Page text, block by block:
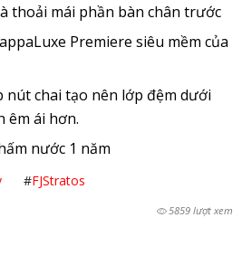
thoải mái phần bàn chân trước
Premiere siêu mềm của
nút chai tạo nên lớp đệm dưới
êm ái hơn.
nước 1 năm
#FJStratos
5859 lượt xem